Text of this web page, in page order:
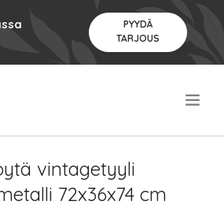
PYYDÄ
TARJOUS
vintagetyyli
72x36x74 cm